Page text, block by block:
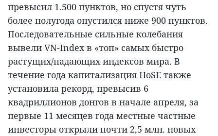
превысил 1.500 пунктов, но спустя чуть
более полугода опустился ниже 900 пунктов.
Последовательные сильные колебания
вывели VN-Index в «топ» самых быстро
растущих/падающих индексов мира. В
течение года капитализация HoSE также
установила рекорд, превысив 6
квадриллионов донгов в начале апреля, за
первые 11 месяцев года местные частные
инвесторы открыли почти 2,5 млн. новых